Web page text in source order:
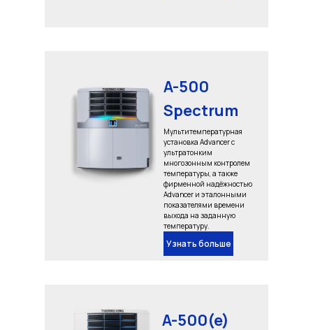
Мультитемпературная
установка Advancer с
ультратонким
многозонным контролем
температуры, а также
фирменной надёжностью
Advancer и эталонными
показателями времени
выхода на заданную
температуру.
Узнать больше
A-500
Spectrum
A-500(e)